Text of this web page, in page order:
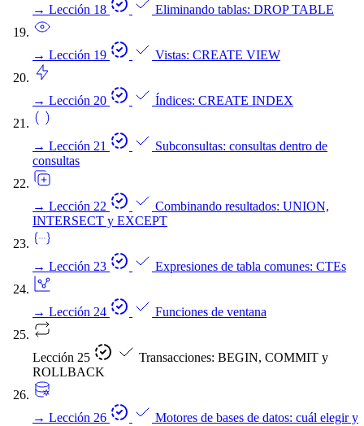
→ Lección 18 Eliminando tablas: DROP TABLE
→ Lección 19 Vistas: CREATE VIEW
→ Lección 20 Índices: CREATE INDEX
→ Lección 21
Subconsultas: consultas dentro de
consultas
→ Lección 22
Combinando resultados: UNION,
INTERSECT y EXCEPT
→ Lección 23 Expresiones de tabla comunes: CTEs
→ Lección 24 Funciones de ventana
Lección 25
Transacciones: BEGIN, COMMIT y
ROLLBACK
→ Lección 26
Motores de bases de datos: cuál elegir y